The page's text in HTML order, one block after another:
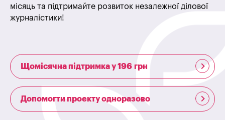
місяць та підтримайте розвиток незалежної ділової
журналістики!
Щомісячна підтримка у 196 грн
Допомогти проекту одноразово